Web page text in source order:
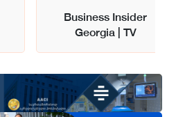
Business Insider
Georgia | TV